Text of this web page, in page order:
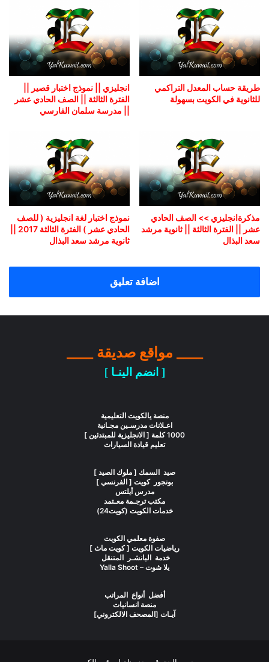
طريقة حساب المعدل التراكمي
للثانوية في الكويت بسهولة
انجليزي || نموذج اختبار قصير ||
الفترة الثالثة || الصف الحادي عشر
|| مدرسة سلمان الفارسي
مذكرةانجليزي >> الصف الحادي
عشر || الفترة الثالثة || ثانوية مرشد
سعد البذال
نموذج اختبار لغة انجليزية ( للصف
ثانوية مرشد سعد البذال
اضافة تعليق
____ مواقع صديقة ____
[ انضم الينـا ]
منصة يالكويت التعليمية
اعـلانات مدرسـين مجـانية
1000 كلمة [ الانجليزية للمبتدئين ]
تعليم قيادة السيارات
صيد السمك [ ملوك الصيد ]
بونجور كويت [ الفرنسي ]
مدرس أيلتس
مكتب ترجـمة معـتمد
خدمات الكويت (كويت24)
صفوة معلمي الكويت
رياضيات الكويت [ كويت ماث ]
خدمة البانشـر المتنقل
يلا شوت – Yalla Shoot
أفضل أنواع المراتب
منصة انسانيات
آيـات [المصحف الالكتروني]